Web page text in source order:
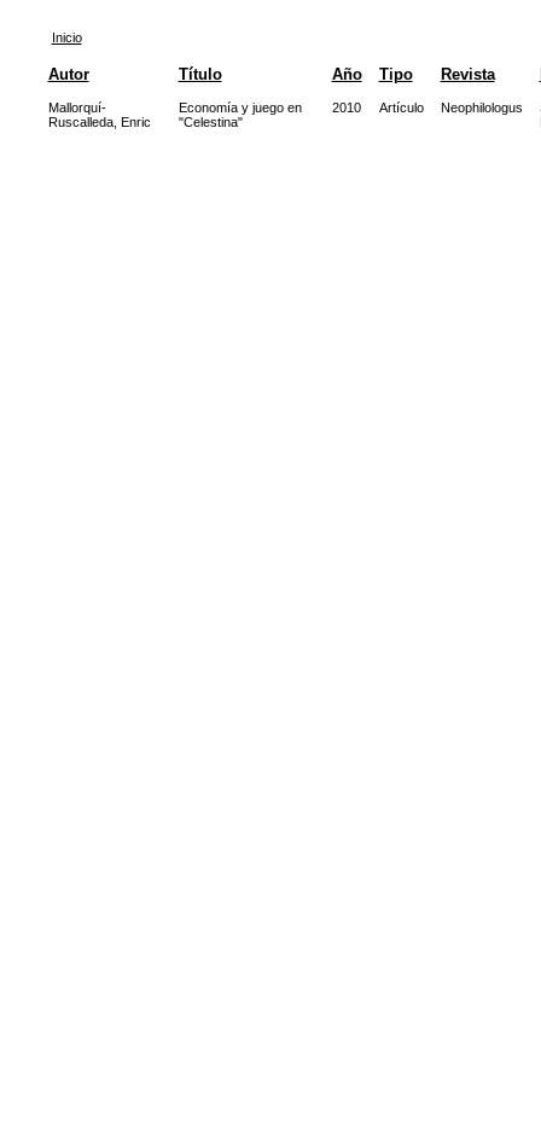
Inicio
Autor Título Año Tipo Revista
Mallorquí-
Ruscalleda, Enric
Economía y juego en
"Celestina"
2010 Artículo Neophilologus